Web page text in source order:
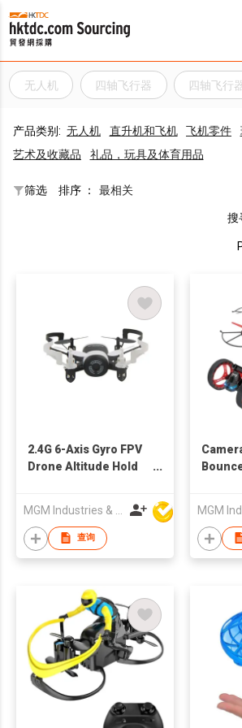
无人机 四轴飞行器 四轴飞行
产品类别: 无人机 直升机和飞机 飞机零件
艺术及收藏品
礼品，玩具及体育用品
筛选 排序 ： 最相关
搜
2.4G 6-Axis Gyro FPV
Drone Altitude Hold
查询